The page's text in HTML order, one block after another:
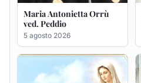
Rosa Maria Usai ved.
D'Attellis
5 agosto 2026